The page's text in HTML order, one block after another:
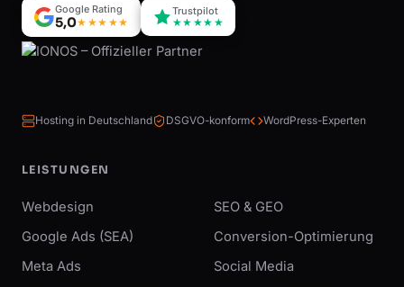
Google Rating
5,0★★★★★
Trustpilot
★★★★★
Hosting in Deutschland DSGVO-konform WordPress-Experten
LEISTUNGEN
Webdesign
SEO & GEO
Google Ads (SEA)
Conversion-Optimierung
Meta Ads
Social Media